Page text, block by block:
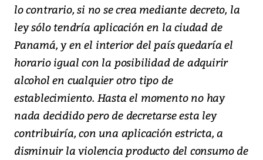
lo contrario, si no se crea mediante decreto, la
ley sólo tendría aplicación en la ciudad de
Panamá, y en el interior del país quedaría el
horario igual con la posibilidad de adquirir
alcohol en cualquier otro tipo de
establecimiento. Hasta el momento no hay
nada decidido pero de decretarse esta ley
contribuiría, con una aplicación estricta, a
disminuir la violencia producto del consumo de